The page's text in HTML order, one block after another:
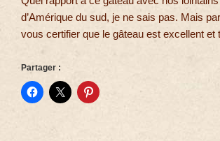
d’Amérique du sud, je ne sais pas. Mais
vous certifier que le gâteau est excellent et
Partager :